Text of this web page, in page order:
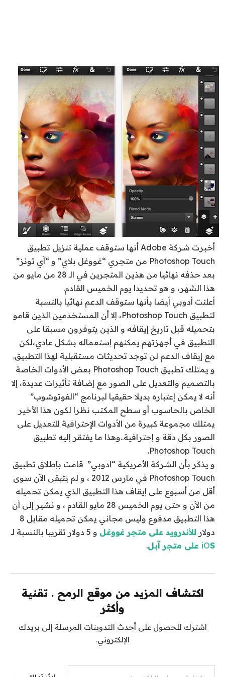
أخبرت شركة Adobe أنها ستوقف عملية تنزيل تطبيق
Photoshop Touch من متجري “غووغل بلاي” و “آي تونز”
بعد حذفه نهائيا من هذين المتجرين في الـ 28 من مايو من
هذا الشهر، و هو تحديدا يوم الخميس القادم.
أعلنت أدوبي أيضا بأنها ستوقف الدعم نهائيا بالنسبة
لتطبيق Photoshop Touch، إلا أن المستخدمين الذين قامو
بتحميله قبل تاريخ إيقافه و الذين يتوفرون مسبقا على
التطبيق في أجهزتهم يمكنهم إستعماله بشكل عادي،لكن
مع إيقاف الدعم لن توجد تحديثات مستقبلية لهذا التطبيق.
و يمتلك تطبيق Photoshop Touch بعض الأدوات الخاصة
بالتصميم والتعديل على الصور مع إضافة تأثيرات عديدة، إلا
أنه لا يمكن إعتباره بديلا حقيقيا لبرنامج “الفوتوشوب”
الخاص بالحاسوب أو سطح المكتب نظرا لكون هذا الأخير
يمتلك مجموعة كبيرة من الأدوات الإحترافية للتعديل على
الصور بكل دقة و إحترافية..وهذا ما يفتقر إليه تطبيق
Photoshop Touch.
و يذكر بأن الشركة الأمريكية “ادوبي” قامت بإطلاق تطبيق
Photoshop Touch في مارس 2012 ، و لم يتبقى الآن سوى
أقل من أسبوع على إيقاف هذا التطبيق الذي يمكن تحميله
من الآن و حتى يوم الخميس 28 مايو القادم ، و نشير إلى أن
هذا التطبيق مدفوع وليس مجاني يمكن تحميله مقابل 8
دولار للأندرويد على متجر غووغل و 5 دولار تقريبا بالنسبة لـ
iOS على متجر آبل .
اكتشاف المزيد من موقع الرمح . تقنية
وأكثر
اشترك للحصول على أحدث التدوينات المرسلة إلى بريدك
الإلكتروني.
كتابة بريدك الإلكتروني...